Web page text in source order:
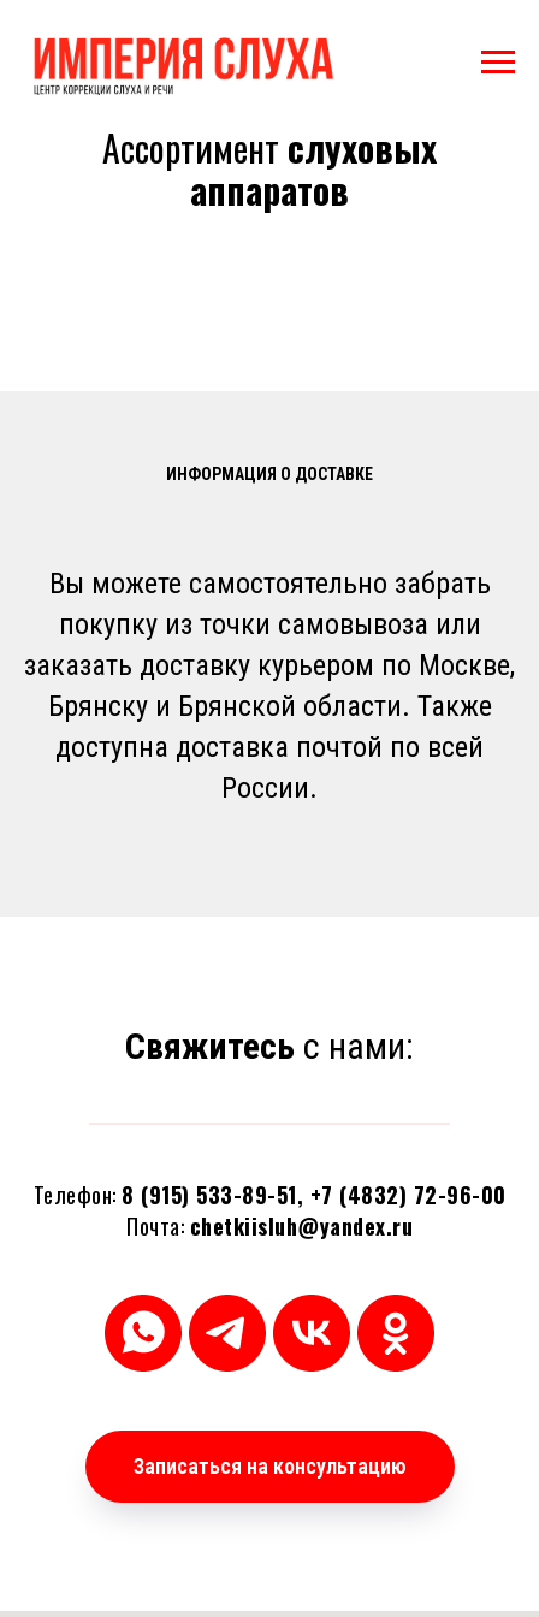
Ассортимент слуховых
аппаратов
ИНФОРМАЦИЯ О ДОСТАВКЕ
Вы можете самостоятельно забрать
покупку из точки самовывоза или
заказать доставку курьером по Москве,
Брянску и Брянской области. Также
доступна доставка почтой по всей
России.
Свяжитесь с нами:
Телефон: 8 (915) 533-89-51, +7 (4832) 72-96-00
Почта: chetkiisluh@yandex.ru
Записаться на консультацию